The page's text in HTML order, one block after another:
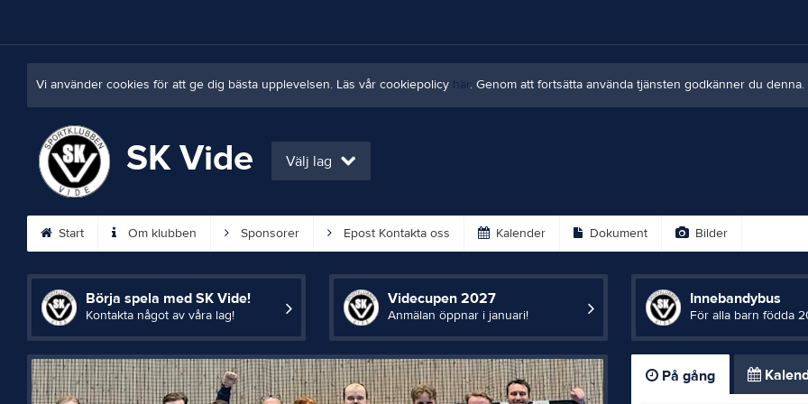
Vi använder cookies för att ge dig bästa upplevelsen. Läs vår cookiepolicy här. Genom att fortsätta använda tjänsten godkänner du denna.
SK Vide Välj lag
Start Om klubben Sponsorer Epost Kontakta oss Kalender Dokument Bilder
Börja spela med SK Vide!
Kontakta något av våra lag!
Videcupen 2027
Anmälan öppnar i januari!
Innebandybus
För alla barn födda
På gång